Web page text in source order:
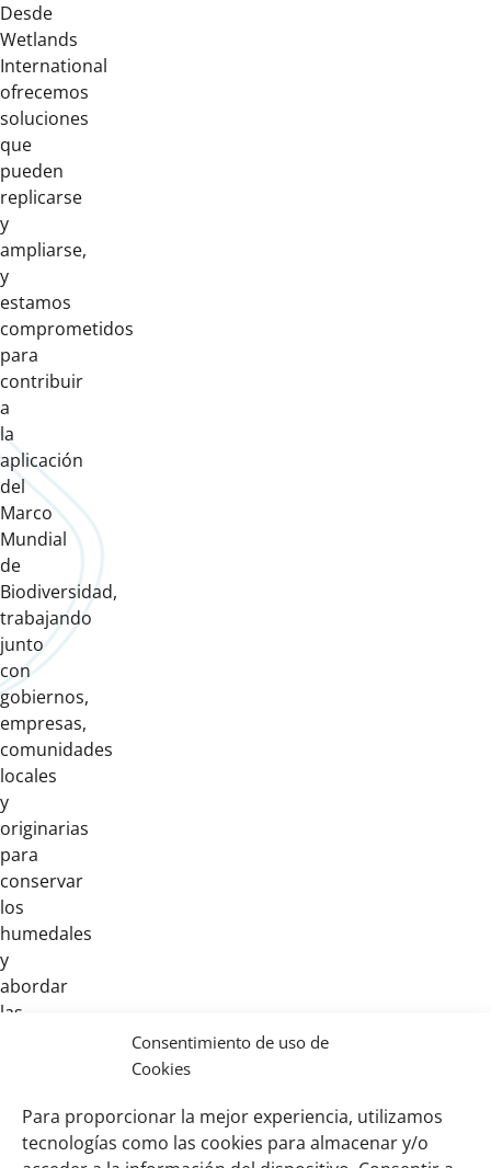
Consentimiento de uso de
Cookies
Para proporcionar la mejor experiencia, utilizamos
tecnologías como las cookies para almacenar y/o
Desde
Wetlands
International
ofrecemos
soluciones
que
pueden
replicarse
y
ampliarse,
y
estamos
comprometidos
para
contribuir
a
la
aplicación
del
Marco
Mundial
de
Biodiversidad,
trabajando
junto
con
gobiernos,
empresas,
comunidades
locales
y
originarias
para
conservar
los
humedales
y
abordar
las
destrucción.